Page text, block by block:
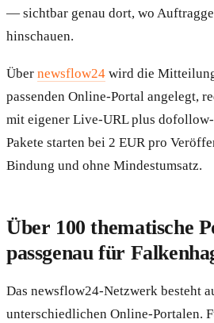
— sichtbar genau dort, wo
hinschauen.
Über newsflow24 wird die
passenden Online-Portal angelegt,
mit eigener Live-URL plus
Pakete starten bei 2 EUR pro
Bindung und ohne Mindestumsatz.
Über 100 thematische
passgenau für
Das newsflow24-Netzwerk besteht
unterschiedlichen Online-Portalen.